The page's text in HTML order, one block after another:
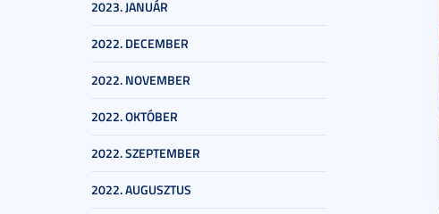
2023. JANUÁR
2022. DECEMBER
2022. NOVEMBER
2022. OKTÓBER
2022. SZEPTEMBER
2022. AUGUSZTUS